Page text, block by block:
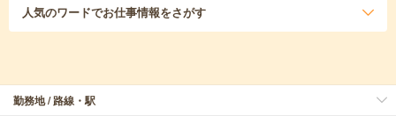
人気のワードでお仕事情報をさがす
勤務地 / 路線・駅